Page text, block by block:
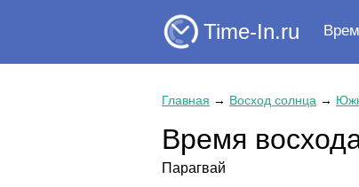
Time-In.ru
Главная → Восход солнца →
Время
Парагвай